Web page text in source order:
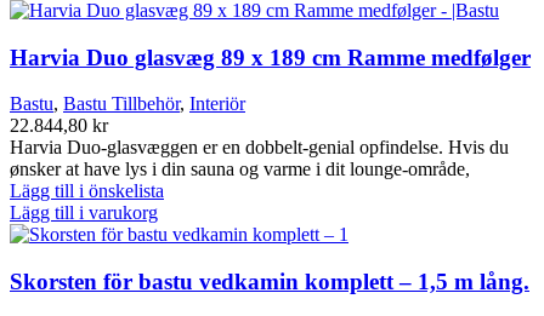
Harvia Duo glasvæg 89 x 189 cm Ramme medfølger
Bastu, Bastu Tillbehör, Interiör
22.844,80 kr
Harvia Duo-glasvæggen er en dobbelt-genial opfindelse. Hvis du
ønsker at have lys i din sauna og varme i dit lounge-område,
Lägg till i önskelista
Lägg till i varukorg
Skorsten för bastu vedkamin komplett – 1,5 m lång.